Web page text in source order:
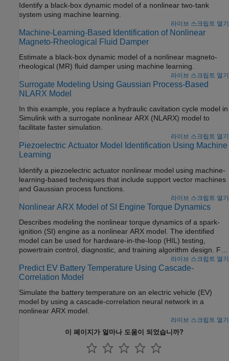
Identify a black-box dynamic model of a nonlinear two-tank
system using machine learning.
라이브 스크립트 열기
Machine-Learning-Based Identification of Nonlinear
Magneto-Rheological Fluid Damper
Estimate a black-box dynamic model of a nonlinear magneto-
rheological (MR) fluid damper using machine learning.
라이브 스크립트 열기
Surrogate Modeling Using Gaussian Process-Based
NLARX Model
In this example, you replace a hydraulic cavitation cycle model in
Simulink with a surrogate nonlinear ARX (NLARX) model to
facilitate faster simulation.
라이브 스크립트 열기
Piezoelectric Actuator Model Identification Using Machine
Learning
Identify a piezoelectric actuator nonlinear model using machine-
learning-based techniques that include support vector machines
and Gaussian process functions.
라이브 스크립트 열기
Nonlinear ARX Model of SI Engine Torque Dynamics
Describes modeling the nonlinear torque dynamics of a spark-
ignition (SI) engine as a nonlinear ARX model. The identified
model can be used for hardware-in-the-loop (HIL) testing,
powertrain control, diagnostic, and training algorithm design. For
example, you can use the model for aftertreatment control and
diagnostics algorithm development. For more information on
nonlinear ARX models, see Nonlinear ARX Models.
라이브 스크립트 열기
Predict EV Battery Temperature Using Cascade-
Correlation Model
Simulate the battery temperature on an electric vehicle (EV)
model by using a cascade-correlation neural network in a
nonlinear ARX model.
라이브 스크립트 열기
이 페이지가 얼마나 도움이 되었습니까?